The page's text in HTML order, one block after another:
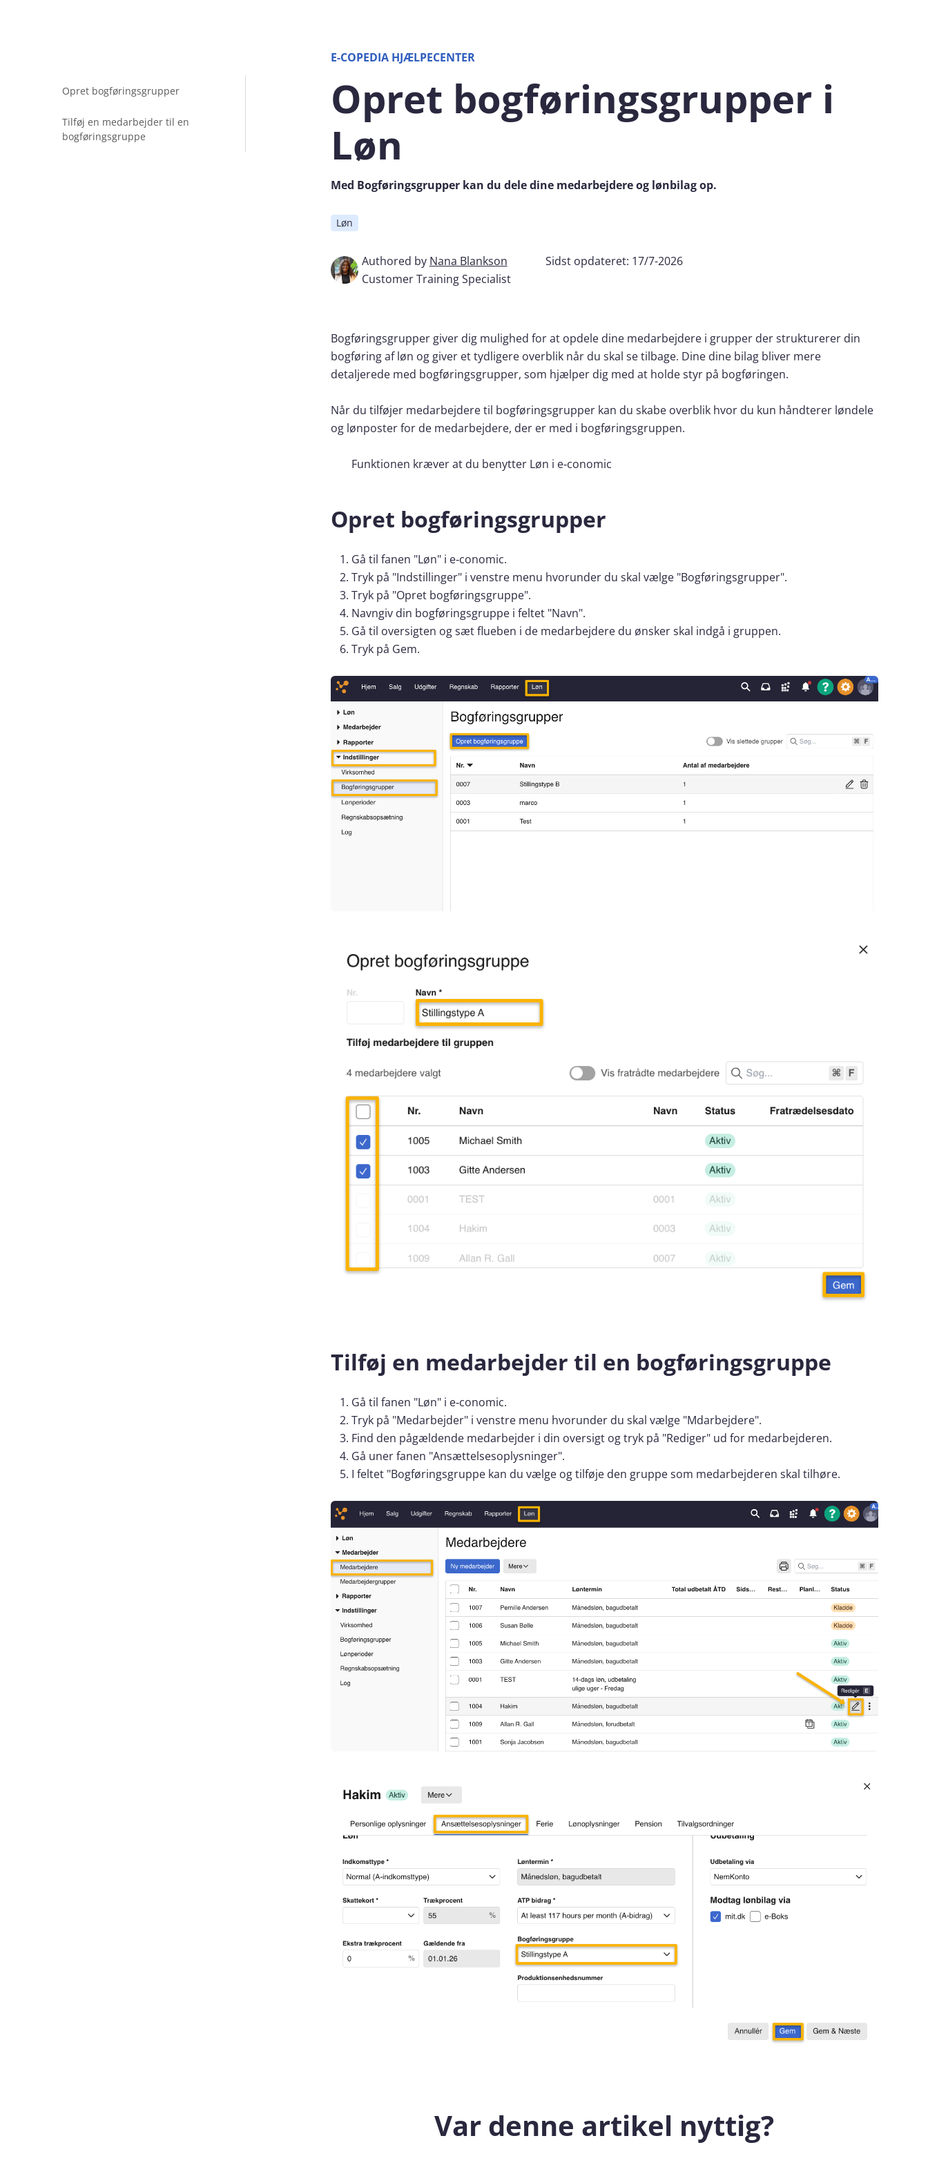
Opret bogføringsgrupper
Tilføj en medarbejder til en
bogføringsgruppe
E-COPEDIA HJÆLPECENTER
Opret bogføringsgrupper i
Løn
Med Bogføringsgrupper kan du dele dine medarbejdere og lønbilag op.
Løn
Sidst opdateret: 17/7-2026
Authored by Nana Blankson
Customer Training Specialist
Bogføringsgrupper giver dig mulighed for at opdele dine medarbejdere i grupper der strukturerer din
bogføring af løn og giver et tydligere overblik når du skal se tilbage. Dine dine bilag bliver mere
detaljerede med bogføringsgrupper, som hjælper dig med at holde styr på bogføringen.
Når du tilføjer medarbejdere til bogføringsgrupper kan du skabe overblik hvor du kun håndterer løndele
og lønposter for de medarbejdere, der er med i bogføringsgruppen.
Funktionen kræver at du benytter Løn i e‑conomic
Opret bogføringsgrupper
Gå til fanen "Løn" i e‑conomic.
Tryk på "Indstillinger" i venstre menu hvorunder du skal vælge "Bogføringsgrupper".
Tryk på "Opret bogføringsgruppe".
Navngiv din bogføringsgruppe i feltet "Navn".
Gå til oversigten og sæt flueben i de medarbejdere du ønsker skal indgå i gruppen.
Tryk på Gem.
Tilføj en medarbejder til en bogføringsgruppe
Gå til fanen "Løn" i e‑conomic.
Tryk på "Medarbejder" i venstre menu hvorunder du skal vælge "Mdarbejdere".
Find den pågældende medarbejder i din oversigt og tryk på "Rediger" ud for medarbejderen.
Gå uner fanen "Ansættelsesoplysninger".
I feltet "Bogføringsgruppe kan du vælge og tilføje den gruppe som medarbejderen skal tilhøre.
Var denne artikel nyttig?